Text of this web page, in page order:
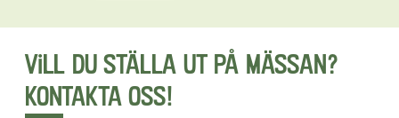
Vill du ställa ut på mässan?
Kontakta oss!